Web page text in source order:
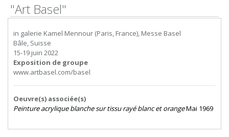
"Art Basel"
in galerie Kamel Mennour (Paris, France), Messe Basel
Bâle, Suisse
15-19 juin 2022
Exposition de groupe
www.artbasel.com/basel
Oeuvre(s) associée(s)
Peinture acrylique blanche sur tissu rayé blanc et orangeMai 1969